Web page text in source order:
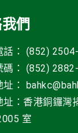
們
話： (852)
碼： (852)
址 ：
址：香港銅鑼灣
室